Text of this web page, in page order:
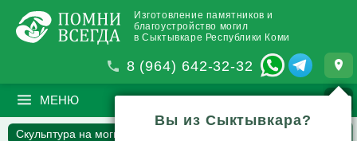
Изготовление памятников и
благоустройство могил
в Сыктывкаре Республики Коми
8 (964) 642-32-32
МЕНЮ ПОИСК
Скульптура на могилу
Вы из Сыктывкара?